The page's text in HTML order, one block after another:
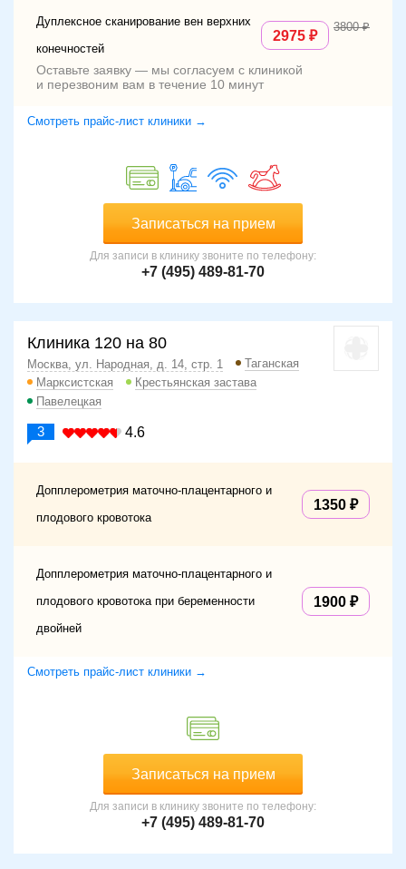
Дуплексное сканирование вен верхних
конечностей
2975
3800
Оставьте заявку — мы согласуем с клиникой
и перезвоним вам в течение 10 минут
Смотреть прайс-лист клиники →
Записаться на прием
Для записи в клинику звоните по телефону:
+7 (495) 489-81-70
Клиника 120 на 80
Москва, ул. Народная, д. 14, стр. 1
Таганская
Марксистская
Крестьянская застава
Павелецкая
3 4.6
Допплерометрия маточно-плацентарного и
плодового кровотока
1350
Допплерометрия маточно-плацентарного и
плодового кровотока при беременности
двойней
1900
Смотреть прайс-лист клиники →
Записаться на прием
Для записи в клинику звоните по телефону:
+7 (495) 489-81-70